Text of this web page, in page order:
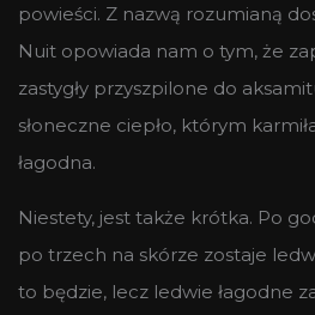
powieści. Z nazwą rozumianą
Nuit opowiada nam o tym, że
zastygły przyszpilone do
słoneczne ciepło, którym
łagodna.
Niestety, jest także krótka. Po
po trzech na skórze zostaje
to będzie, lecz ledwie łagodne